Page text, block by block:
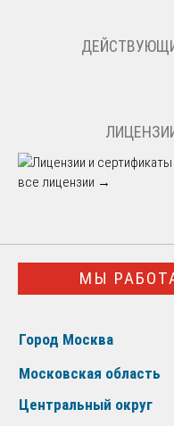
все лицензии →
МЫ
Город Москва
Московская область
Центральный округ